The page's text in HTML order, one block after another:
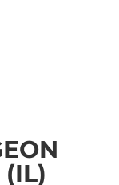
(IL)